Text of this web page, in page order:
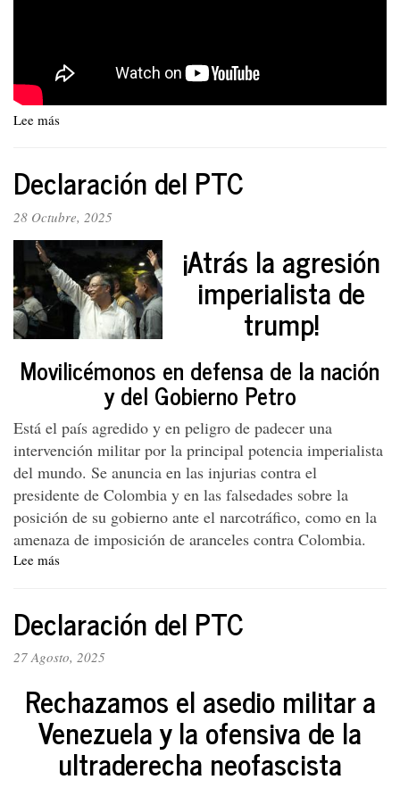
Lee más
go
Home.
En
la
soberania
nacional
el
respeto
a
dignidad
presidencial.
Declaración del PTC
28 Octubre, 2025
¡Atrás la agresión
imperialista de
trump!
Movilicémonos en defensa de la nación
y del Gobierno Petro
Está el país agredido y en peligro de padecer una
intervención militar por la principal potencia imperialista
del mundo. Se anuncia en las injurias contra el
presidente de Colombia y en las falsedades sobre la
posición de su gobierno ante el narcotráfico, como en la
amenaza de imposición de aranceles contra Colombia.
Lee más
PTC
Declaración del PTC
27 Agosto, 2025
Rechazamos el asedio militar a
Venezuela y la ofensiva de la
ultraderecha neofascista